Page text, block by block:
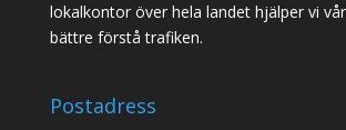
lokalkontor över hela landet hjälper vi
bättre förstå trafiken.
Postadress